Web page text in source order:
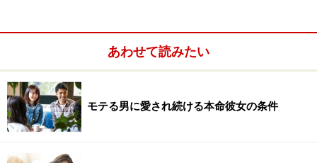
フィッシャー博士の著書 『人はなぜ恋に落ちるのか？』
（ソニーマガジンズ）あわせて読みたい
モテる男に愛され続ける本命彼女の条件